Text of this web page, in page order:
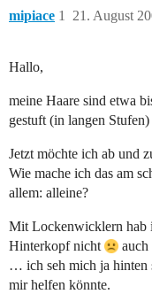
mipiace 21. August
1
Hallo,
meine Haare sind etwa
gestuft (in langen
Jetzt möchte ich ab und
Wie mache ich das am
allem: alleine?
Mit Lockenwicklern hab
Hinterkopf nicht
… ich seh mich ja hinten
mir helfen könnte.